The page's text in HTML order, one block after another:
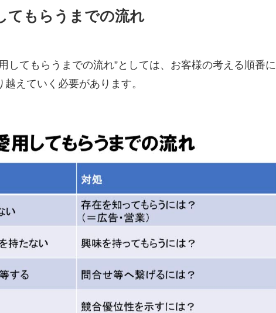
てもらうまでの流れ
してもらうまでの流れ”としては、お客様の考える順番に
えていく必要があります。